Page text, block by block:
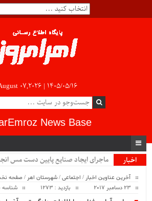
07,2026 | ۱۴۰۵/۰۵/۱۶
News Base
اخبار
ماجرای ایجاد صنایع پایین دست مس
آخرین عناوین اخبار / اجتماعی/شهرستان اهر /صفحه
23 دسامبر 2017
بازدید : 1273 شناسه